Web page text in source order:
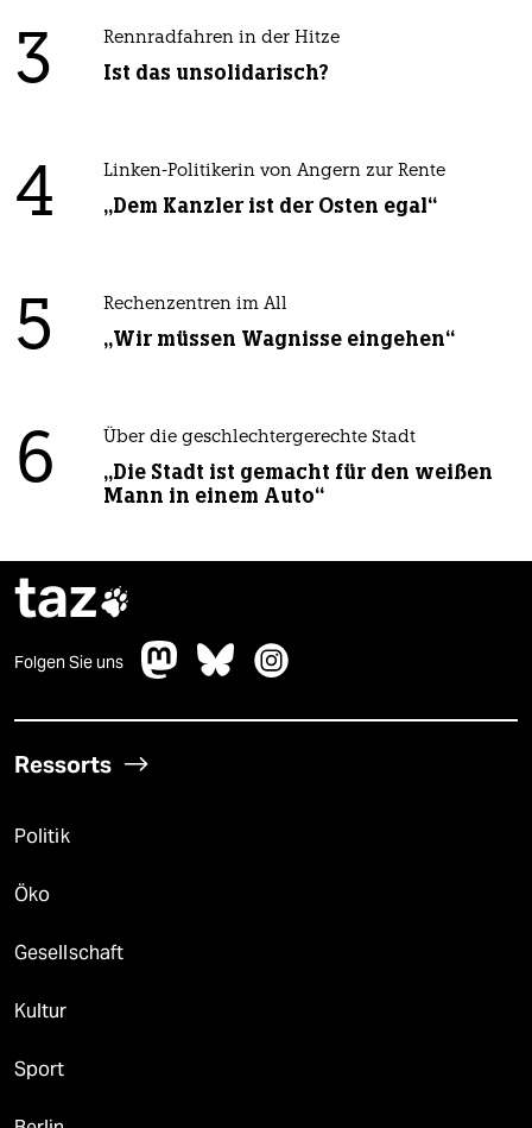
3 Rennradfahren in der Hitze
Ist das unsolidarisch?
4 Linken-Politikerin von Angern zur Rente
„Dem Kanzler ist der Osten egal“
5 Rechenzentren im All
„Wir müssen Wagnisse eingehen“
6 Über die geschlechtergerechte Stadt
„Die Stadt ist gemacht für den weißen
Mann in einem Auto“
taz
Folgen Sie uns
Ressorts
Politik
Öko
Gesellschaft
Kultur
Sport